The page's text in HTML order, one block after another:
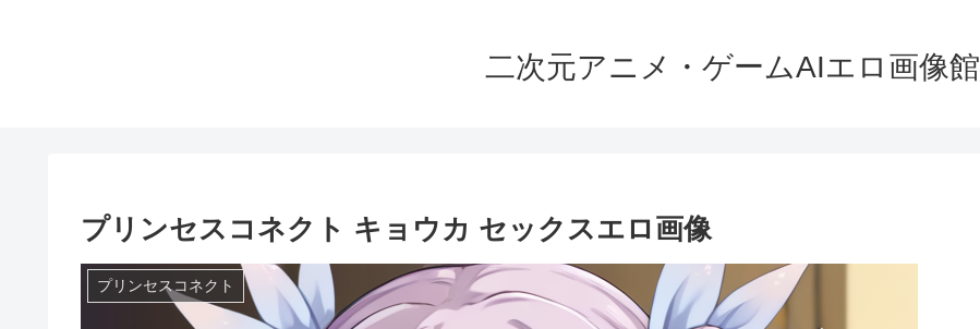
二次元アニメ・ゲームAIエロ画像館
プリンセスコネクト キョウカ セックスエロ画像
プリンセスコネクト